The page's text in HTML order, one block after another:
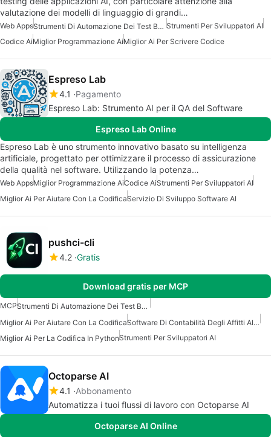
valutazione dei modelli di linguaggio di grandi…
Web Apps Strumenti Di Automazione Dei Test Basati Su AI Strumenti Per Sviluppatori AI
Codice AiMiglior Programmazione AiMiglior Ai Per Scrivere Codice
Espreso Lab
4.1
Pagamento
Espreso Lab: Strumento AI per il QA del Software
Espreso Lab Online
Espreso Lab è uno strumento innovativo basato su intelligenza
artificiale, progettato per ottimizzare il processo di assicurazione
della qualità nel software. Utilizzando la potenza…
Web AppsMiglior Programmazione AiCodice AiStrumenti Per Sviluppatori AI
Miglior Ai Per Aiutare Con La CodificaServizio Di Sviluppo Software AI
pushci-cli
4.2 Gratis
Download gratis per MCP
MCP
Strumenti Di Automazione Dei Test Basati Su AI
Miglior Ai Per Aiutare Con La Codifica
Software Di Contabilità Degli Affitti Alimentato Da Intelligenza Artificiale
Miglior Ai Per La Codifica In PythonStrumenti Per Sviluppatori AI
Octoparse AI
4.1
Abbonamento
Automatizza i tuoi flussi di lavoro con Octoparse AI
Octoparse AI Online